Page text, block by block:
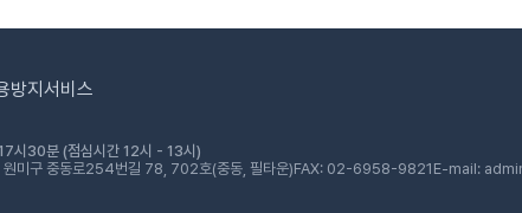
방지서비스
시30분 (점심시간 12시 - 13시)
원미구 중동로254번길 78, 702호(중동, 필타운)FAX: 02-6958-9821 E-mail: